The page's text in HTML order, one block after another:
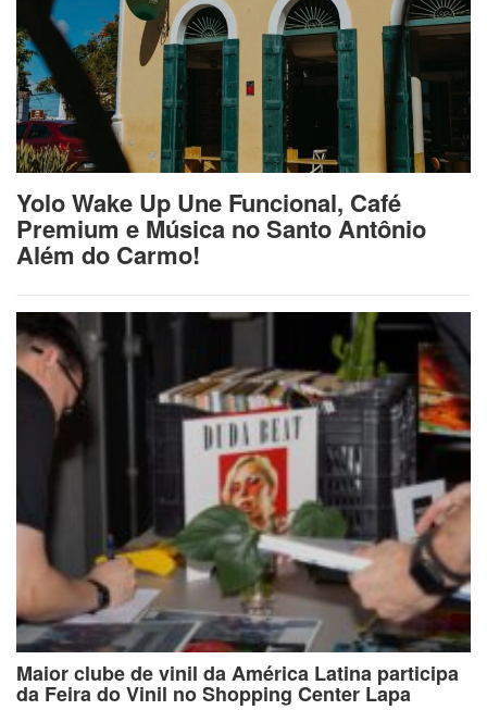
Yolo Wake Up Une Funcional, Café
Premium e Música no Santo Antônio
Além do Carmo!
Maior clube de vinil da América Latina participa
da Feira do Vinil no Shopping Center Lapa